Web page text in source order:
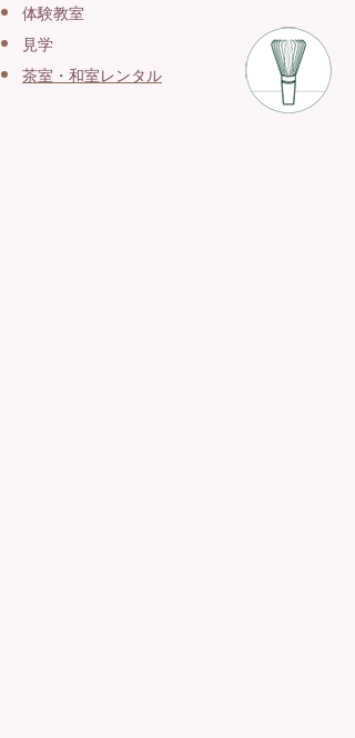
体験教室
見学
茶室・和室レンタル